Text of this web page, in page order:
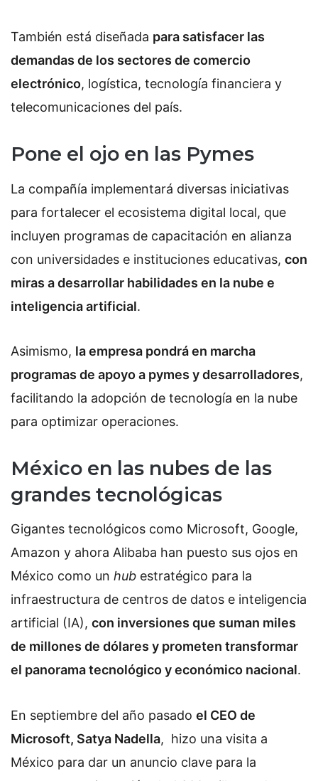
También está diseñada para satisfacer las
demandas de los sectores de comercio
electrónico, logística, tecnología financiera y
telecomunicaciones del país.
Pone el ojo en las Pymes
La compañía implementará diversas iniciativas
para fortalecer el ecosistema digital local, que
incluyen programas de capacitación en alianza
con universidades e instituciones educativas, con
miras a desarrollar habilidades en la nube e
inteligencia artificial.
Asimismo, la empresa pondrá en marcha
programas de apoyo a pymes y desarrolladores,
facilitando la adopción de tecnología en la nube
para optimizar operaciones.
México en las nubes de las
grandes tecnológicas
Gigantes tecnológicos como Microsoft, Google,
Amazon y ahora Alibaba han puesto sus ojos en
México como un hub estratégico para la
infraestructura de centros de datos e inteligencia
artificial (IA), con inversiones que suman miles
de millones de dólares y prometen transformar
el panorama tecnológico y económico nacional.
En septiembre del año pasado el CEO de
Microsoft, Satya Nadella, hizo una visita a
México para dar un anuncio clave para la